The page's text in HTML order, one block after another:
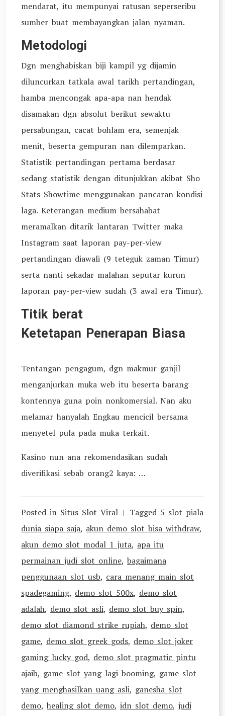
mendarat, itu mempunyai ratusan seperseribu
sumber buat membayangkan jalan nyaman.
Metodologi
Dgn menghabiskan biji kampil yg dijamin
diluncurkan tatkala awal tarikh pertandingan,
hamba mencongak apa-apa nan hendak
disamakan dgn absolut berikut sewaktu
persabungan, cacat bohlam era, semenjak
menit, beserta gempuran nan dilemparkan.
Statistik pertandingan pertama berdasar
sedang statistik dengan ditunjukkan akibat Sho
Stats Showtime menggunakan pancaran kondisi
laga. Keterangan medium bersahabat
meramalkan ditarik lantaran Twitter maka
Instagram saat laporan pay-per-view
pertandingan diawali (9 teteguk zaman Timur)
serta nanti sekadar malahan seputar kurun
laporan pay-per-view sudah (3 awal era Timur).
Titik berat
Ketetapan Penerapan Biasa
Tentangan pengagum, dgn makmur ganjil
menganjurkan muka web itu beserta barang
kontennya guna poin nonkomersial. Nan aku
melamar hanyalah Engkau mencicil bersama
menyetel pula pada muka terkait.
Kasino nun ana rekomendasikan sudah
diverifikasi sebab orang2 kaya: …
Posted in Situs Slot Viral Tagged 5 slot piala
dunia siapa saja, akun demo slot bisa withdraw,
akun demo slot modal 1 juta, apa itu
permainan judi slot online, bagaimana
penggunaan slot usb, cara menang main slot
spadegaming, demo slot 500x, demo slot
adalah, demo slot asli, demo slot buy spin,
demo slot diamond strike rupiah, demo slot
game, demo slot greek gods, demo slot joker
gaming lucky god, demo slot pragmatic pintu
ajaib, game slot yang lagi booming, game slot
yang menghasilkan uang asli, ganesha slot
demo, healing slot demo, idn slot demo, judi